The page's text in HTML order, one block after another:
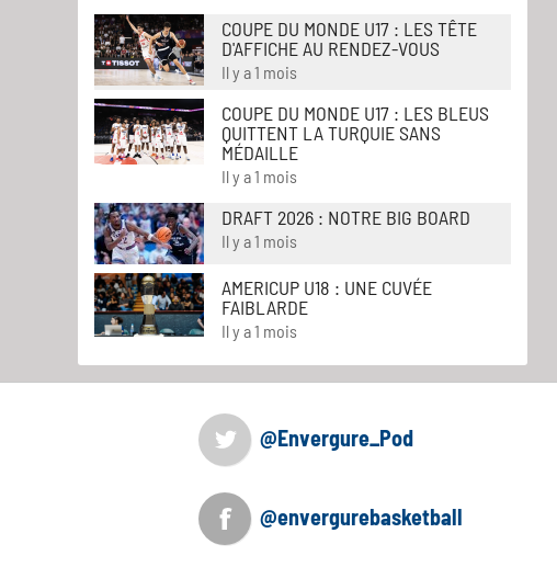
COUPE DU MONDE U17 : LES TÊTE
D'AFFICHE AU RENDEZ-VOUS
Il y a 1 mois
COUPE DU MONDE U17 : LES BLEUS
QUITTENT LA TURQUIE SANS
MÉDAILLE
Il y a 1 mois
DRAFT 2026 : NOTRE BIG BOARD
Il y a 1 mois
AMERICUP U18 : UNE CUVÉE
FAIBLARDE
Il y a 1 mois
@Envergure_Pod
@envergurebasketball